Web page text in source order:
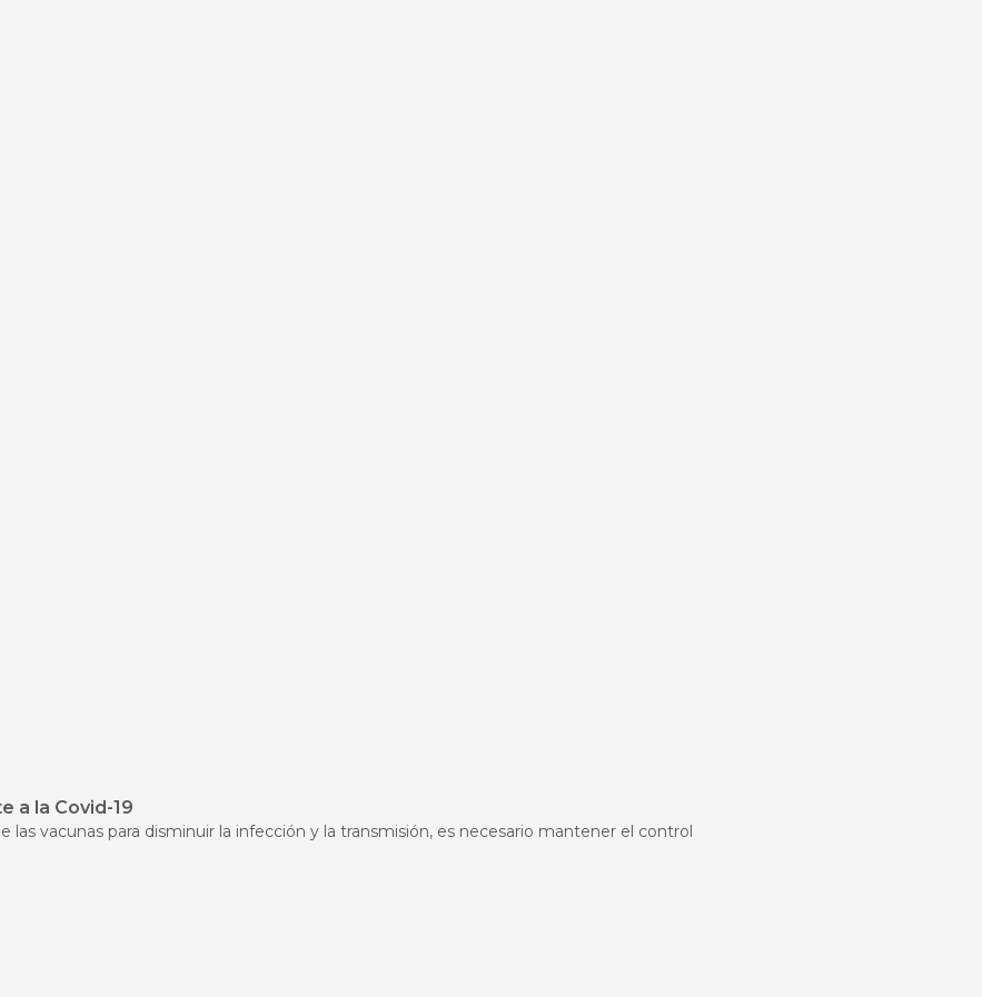
a la Covid-19
las vacunas para disminuir la infección y la transmisión, es necesario mantener el control